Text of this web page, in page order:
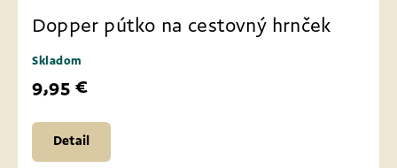
Dopper pútko na cestovný hrnček
Skladom
9,95 €
Detail